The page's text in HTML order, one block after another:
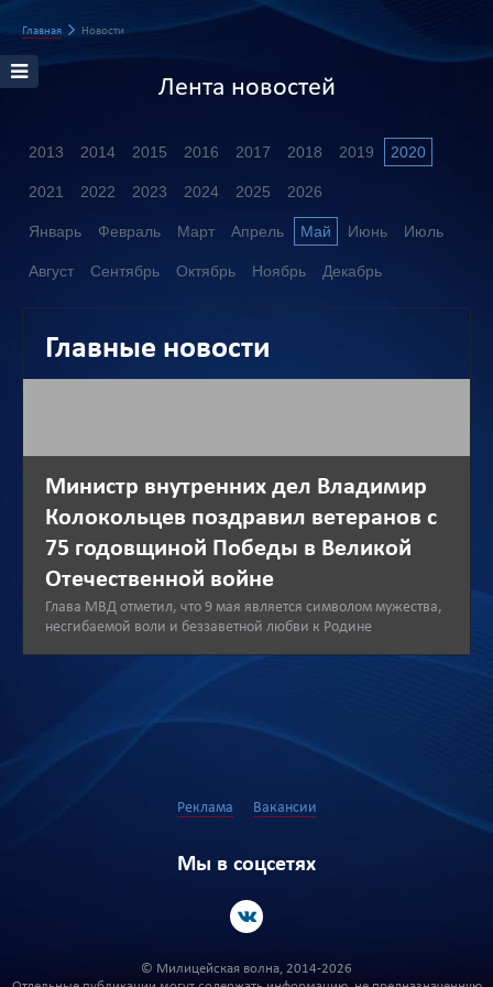
Главная Новости
Лента новостей
2013 2014 2015 2016 2017 2018 2019 2020
2021 2022 2023 2024 2025 2026
Январь Февраль Март Апрель Май Июнь Июль
Август Сентябрь Октябрь Ноябрь Декабрь
Главные новости
Министр внутренних дел Владимир
Колокольцев поздравил ветеранов с
75 годовщиной Победы в Великой
Отечественной войне
Глава МВД отметил, что 9 мая является символом мужества,
несгибаемой воли и беззаветной любви к Родине
Реклама Вакансии
Мы в соцсетях
© Милицейская волна, 2014-2026